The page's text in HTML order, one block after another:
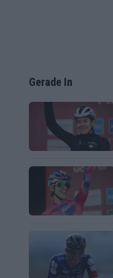
Gerade In